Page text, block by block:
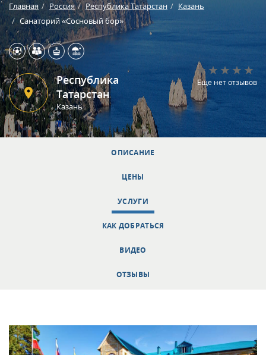
Главная Россия Республика Татарстан
Казань
Санаторий «Сосновый бор»
Республика
Татарстан
Казань
Еще нет отзывов
ОПИСАНИЕ
ЦЕНЫ
УСЛУГИ
КАК ДОБРАТЬСЯ
ВИДЕО
ОТЗЫВЫ